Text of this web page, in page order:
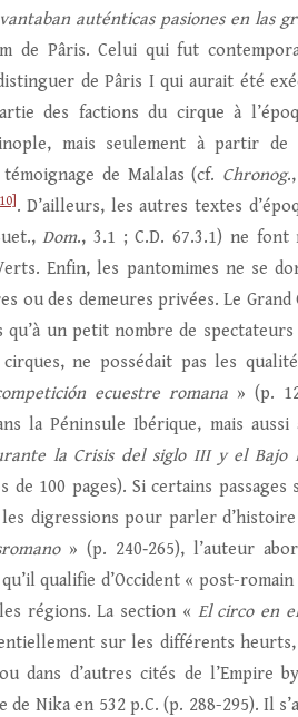
auténticas pasiones en las
de Pâris. Celui qui fut
de Pâris I qui aurait été
des factions du cirque à
mais seulement à partir
de Malalas (cf. Chronog
[10] . D’ailleurs, les autres textes
Dom., 3.1 ; C.D. 67.3.1) ne
Enfin, les pantomimes ne se
ou des demeures privées. Le
un petit nombre de
ne possédait pas les
ecuestre romana» (p.
la Péninsule Ibérique, mais
la Crisis del siglo III y el Bajo
100 pages). Si certains
digressions pour parler
» (p. 240‑265), l’auteur
qualifie d’Occident « post-
régions. La section « El circo en
sur les différents
dans d’autres cités de l’Empire
Nika en 532 p.C. (p. 288-295). Il